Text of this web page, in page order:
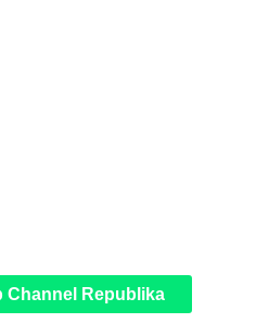
Channel Republika